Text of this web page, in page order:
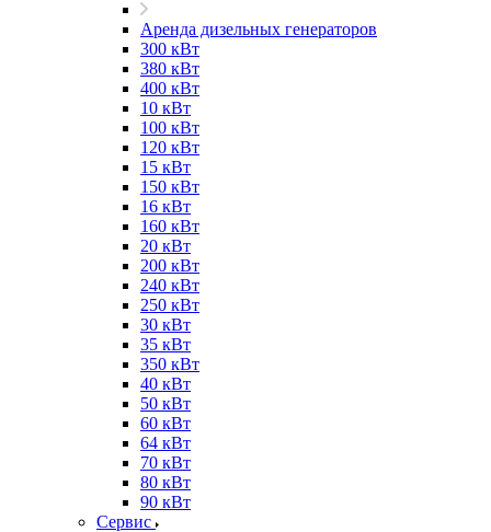
Аренда дизельных генераторов
300 кВт
380 кВт
400 кВт
10 кВт
100 кВт
120 кВт
15 кВт
150 кВт
16 кВт
160 кВт
20 кВт
200 кВт
240 кВт
250 кВт
30 кВт
35 кВт
350 кВт
40 кВт
50 кВт
60 кВт
64 кВт
70 кВт
80 кВт
90 кВт
Сервис